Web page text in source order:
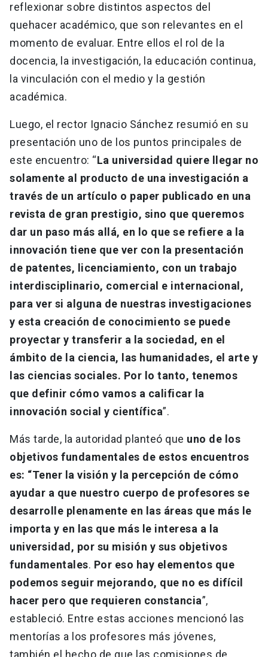
reflexionar sobre distintos aspectos del
quehacer académico, que son relevantes en el
momento de evaluar. Entre ellos el rol de la
docencia, la investigación, la educación continua,
la vinculación con el medio y la gestión
académica.
Luego, el rector Ignacio Sánchez resumió en su
presentación uno de los puntos principales de
este encuentro: “La universidad quiere llegar no
solamente al producto de una investigación a
través de un artículo o paper publicado en una
revista de gran prestigio, sino que queremos
dar un paso más allá, en lo que se refiere a la
innovación tiene que ver con la presentación
de patentes, licenciamiento, con un trabajo
interdisciplinario, comercial e internacional,
para ver si alguna de nuestras investigaciones
y esta creación de conocimiento se puede
proyectar y transferir a la sociedad, en el
ámbito de la ciencia, las humanidades, el arte y
las ciencias sociales. Por lo tanto, tenemos
que definir cómo vamos a calificar la
innovación social y científica”.
Más tarde, la autoridad planteó que uno de los
objetivos fundamentales de estos encuentros
es: “Tener la visión y la percepción de cómo
ayudar a que nuestro cuerpo de profesores se
desarrolle plenamente en las áreas que más le
importa y en las que más le interesa a la
universidad, por su misión y sus objetivos
fundamentales. Por eso hay elementos que
podemos seguir mejorando, que no es difícil
hacer pero que requieren constancia”,
estableció. Entre estas acciones mencionó las
mentorías a los profesores más jóvenes,
también el hecho de que las comisiones de